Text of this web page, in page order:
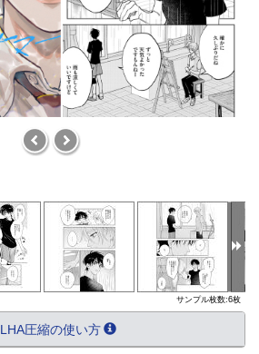
サンプル枚数:6枚
LHA圧縮の使い方